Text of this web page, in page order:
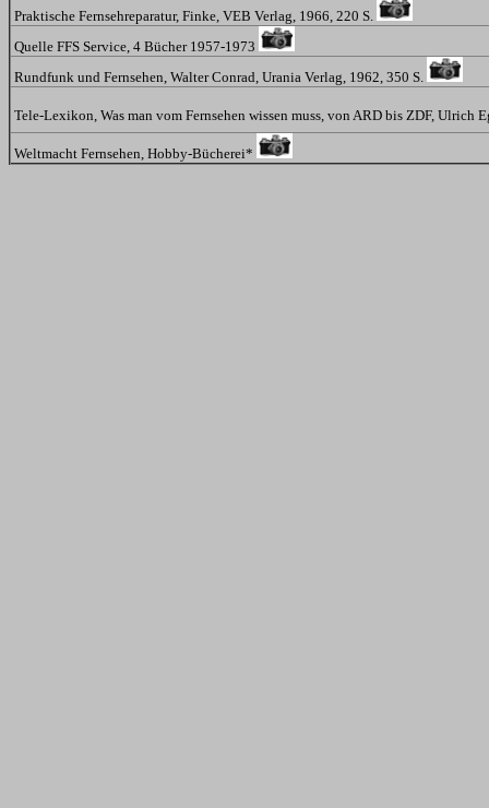
Praktische Fernsehreparatur, Finke, VEB Verlag, 1966, 220 S.
Quelle FFS Service, 4 Bücher 1957-1973
Rundfunk und Fernsehen, Walter Conrad, Urania Verlag, 1962, 350 S.
Tele-Lexikon, Was man vom Fernsehen wissen muss, von ARD bis ZDF, Ulrich
Weltmacht Fernsehen, Hobby-Bücherei*